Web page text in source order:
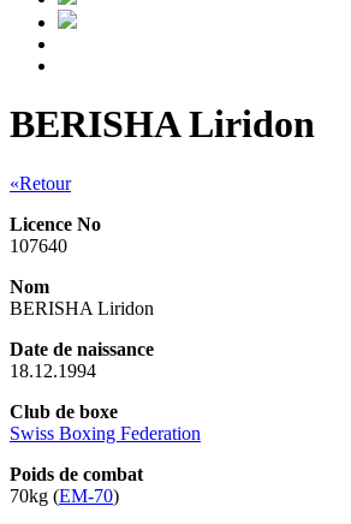
BERISHA Liridon
«Retour
Licence No
107640
Nom
BERISHA Liridon
Date de naissance
18.12.1994
Club de boxe
Swiss Boxing Federation
Poids de combat
70kg (EM-70)